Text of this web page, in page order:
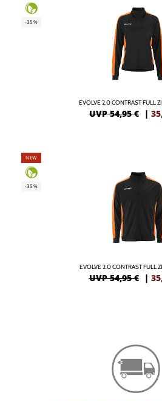
-35%
EVOLVE 2.0 CONTRAST FULL
UVP 54,95 € |
NEW
-35%
EVOLVE 2.0 CONTRAST FULL
UVP 54,95 € |